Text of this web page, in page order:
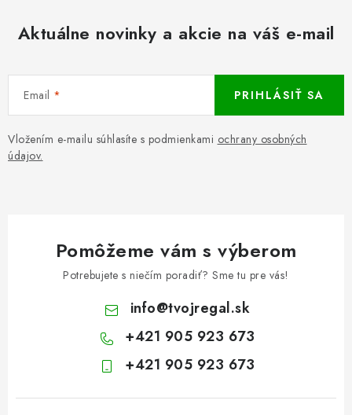
Aktuálne novinky a akcie na váš e-mail
Email
Vložením e-mailu súhlasíte s podmienkami ochrany osobných
údajov.
PRIHLÁSIŤ SA
Pomôžeme vám s výberom
Potrebujete s niečím poradiť? Sme tu pre vás!
info@tvojregal.sk
+421 905 923 673
+421 905 923 673